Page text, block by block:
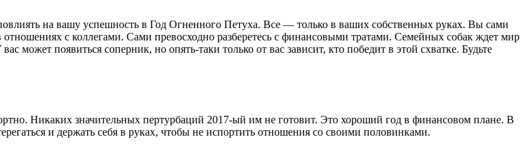
на вашу успешность в Год Огненного Петуха. Все — только в ваших собственных руках. Вы сами
с коллегами. Сами превосходно разберетесь с финансовыми тратами. Семейных собак ждет мир
может появиться соперник, но опять-таки только от вас зависит, кто победит в этой схватке. Будьте
Никаких значительных пертурбаций 2017-ый им не готовит. Это хороший год в финансовом плане. В
и держать себя в руках, чтобы не испортить отношения со своими половинками.